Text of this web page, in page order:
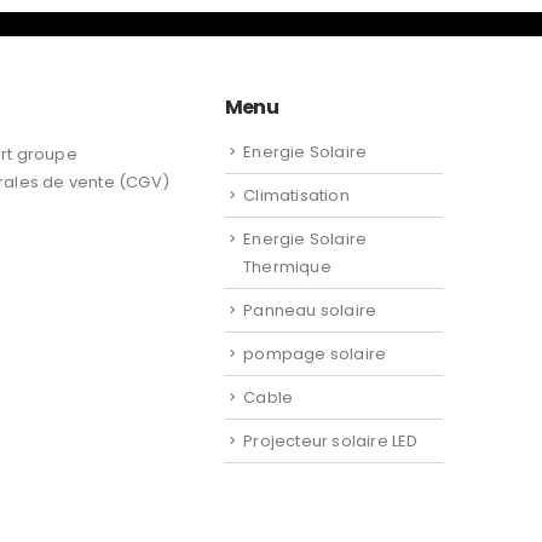
groupe
de vente (CGV)
Menu
Energie Solaire
Climatisation
Energie Solaire
Thermique
Panneau solaire
pompage solaire
Cable